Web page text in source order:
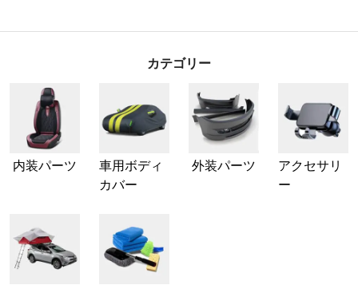
カテゴリー
内装パーツ
車用ボディ
カバー
外装パーツ
アクセサリ
ー